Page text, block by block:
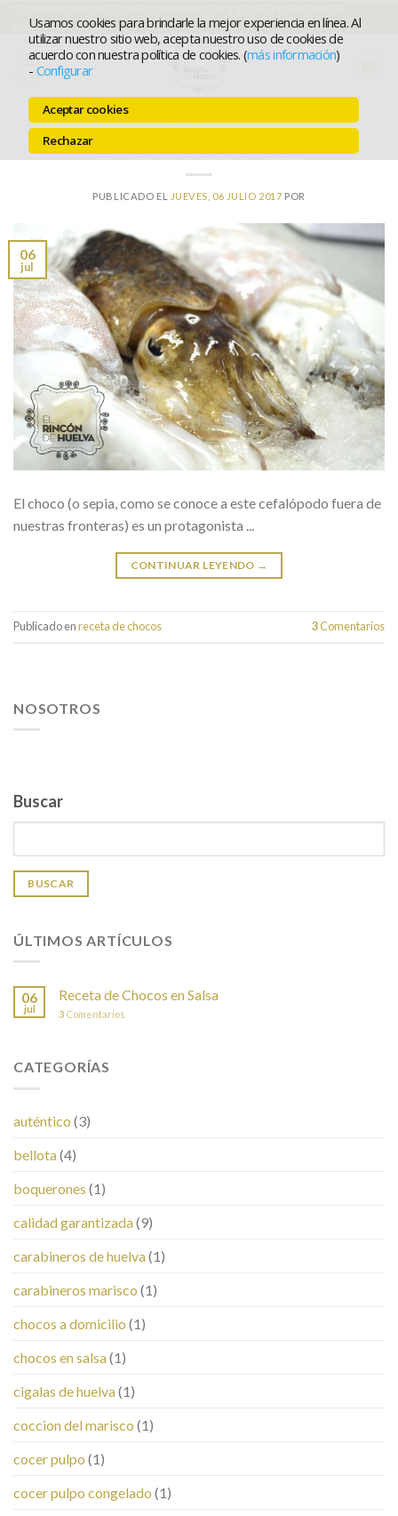
Usamos cookies para brindarle la mejor experiencia en línea. Al
utilizar nuestro sitio web, acepta nuestro uso de cookies de
acuerdo con nuestra política de cookies. (más información)
- Configurar
Aceptar cookies
Rechazar
contenido
ENTREGA
MENÚ
RECETA DE CHOCOS
PUBLICADO EL JUEVES, 06 JULIO 2017 POR
06
jul
El choco (o sepia, como se conoce a este cefalópodo fuera de
nuestras fronteras) es un protagonista ...
CONTINUAR LEYENDO →
Publicado enreceta de chocos 3Comentarios
NOSOTROS
Buscar
BUSCAR
ÚLTIMOS ARTÍCULOS
06
jul
Receta de Chocos en Salsa
3 Comentarios
CATEGORÍAS
auténtico (3)
bellota(4)
boquerones (1)
calidad garantizada(9)
carabineros de huelva(1)
carabineros marisco (1)
chocos a domicilio (1)
chocos en salsa(1)
cigalas de huelva(1)
coccion del marisco (1)
cocer pulpo (1)
cocer pulpo congelado (1)